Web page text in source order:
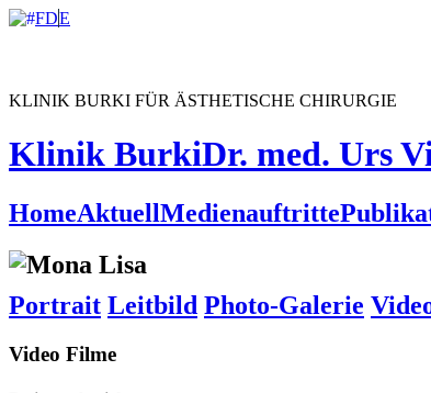
FDE
KLINIK BURKI FÜR ÄSTHETISCHE CHIRURGIE
Klinik BurkiDr. med. Urs
HomeAktuellMedienauftritte
Portrait Leitbild Photo-Galerie
Video Filme